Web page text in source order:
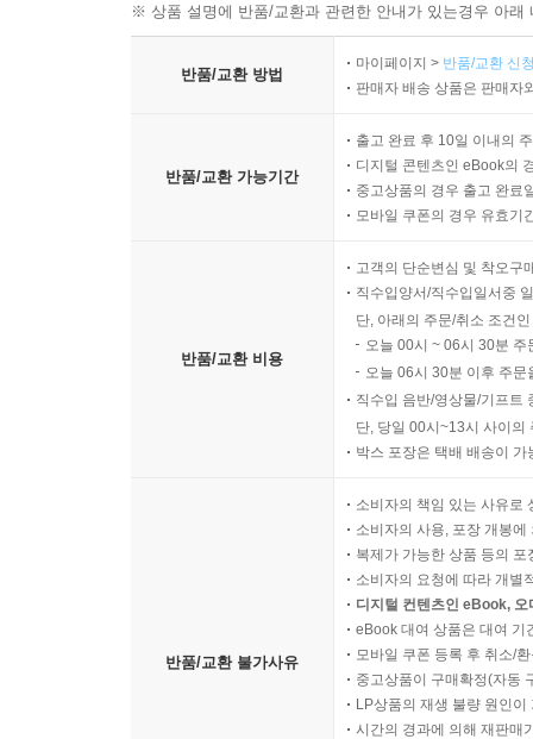
※ 상품 설명에 반품/교환과 관련한 안내가 있는경우 아
반품/교환 방법
마이페이지 > 반품/교환 신
판매자 배송 상품은 판매자
반품/교환 가능기간
출고 완료 후 10일 이내의
디지털 콘텐츠인 eBook의
중고상품의 경우 출고 완료
모바일 쿠폰의 경우 유효기
반품/교환 비용
고객의 단순변심 및 착오구
직수입양서/직수입일서중
단, 아래의 주문/취소 조건
오늘 00시 ~ 06시 30분
오늘 06시 30분 이후 주
직수입 음반/영상물/기프트
단, 당일 00시~13시 사이의
박스 포장은 택배 배송이
반품/교환 불가사유
소비자의 책임 있는 사유로
소비자의 사용, 포장 개봉
복제가 가능한 상품 등의
소비자의 요청에 따라 개별
디지털 컨텐츠인 eBook,
eBook 대여 상품은 대여 기
모바일 쿠폰 등록 후 취소/
중고상품이 구매확정(자동
LP상품의 재생 불량 원인
시간의 경과에 의해 재판매